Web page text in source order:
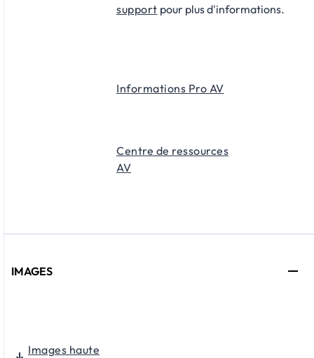
support pour plus d'informations.
Informations Pro AV
Centre de ressources
AV
IMAGES
Images haute